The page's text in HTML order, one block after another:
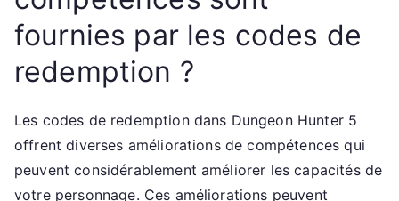
fournies par les codes de
redemption ?
Les codes de redemption dans Dungeon Hunter 5
offrent diverses améliorations de compétences qui
peuvent considérablement améliorer les capacités de
votre personnage. Ces améliorations peuvent